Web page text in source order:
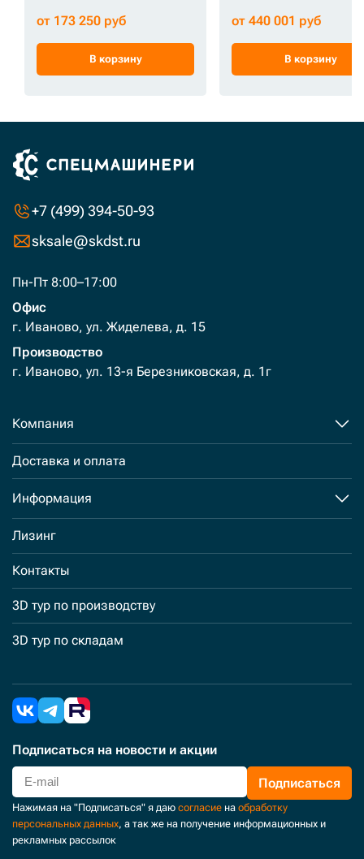
от 173 250 руб
В корзину
от 440 001 руб
В корзину
+7 (499) 394-50-93
sksale@skdst.ru
Пн-Пт 8:00–17:00
Офис
г. Иваново, ул. Жиделева, д. 15
Производство
г. Иваново, ул. 13-я Березниковская, д. 1г
Компания
Доставка и оплата
Информация
Лизинг
Контакты
3D тур по производству
3D тур по складам
Подписаться на новости и акции
Подписаться
Нажимая на "Подписаться" я даю согласие на обработку
персональных данных, а так же на получение информационных и
рекламных рассылок